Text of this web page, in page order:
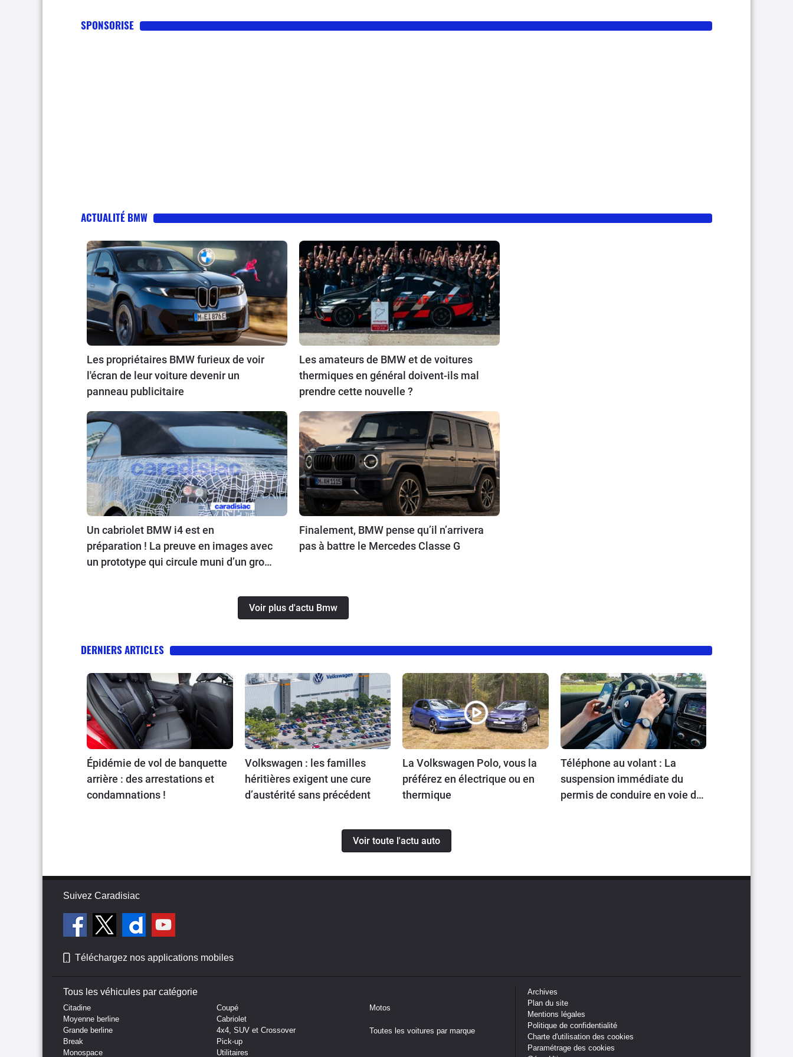
SPONSORISE
ACTUALITÉ BMW
Les propriétaires BMW furieux de voir
l'écran de leur voiture devenir un
panneau publicitaire
Les amateurs de BMW et de voitures
thermiques en général doivent-ils mal
prendre cette nouvelle ?
Un cabriolet BMW i4 est en
préparation ! La preuve en images avec
un prototype qui circule muni d’un gros
Finalement, BMW pense qu’il n’arrivera
pas à battre le Mercedes Classe G
Voir plus d'actu Bmw
DERNIERS ARTICLES
Épidémie de vol de banquette
arrière : des arrestations et
condamnations !
Volkswagen : les familles
héritières exigent une cure
d’austérité sans précédent
La Volkswagen Polo, vous la
préférez en électrique ou en
thermique
Téléphone au volant : La
suspension immédiate du
permis de conduire en voie de
Voir toute l'actu auto
Suivez Caradisiac
Téléchargez nos applications mobiles
Tous les véhicules par catégorie
Citadine
Moyenne berline
Grande berline
Break
Monospace
Coupé
Cabriolet
4x4, SUV et Crossover
Pick-up
Utilitaires
Motos
Toutes les voitures par marque
Archives
Plan du site
Mentions légales
Politique de confidentialité
Charte d'utilisation des cookies
Paramétrage des cookies